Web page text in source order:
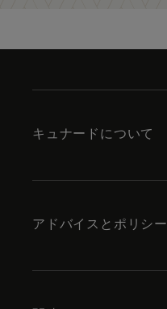
キュナードについて
アドバイスとポリシー